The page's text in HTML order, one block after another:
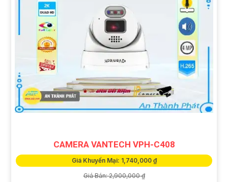
CAMERA VANTECH VPH-C408
Giá Khuyến Mại: 1,740,000 ₫
Giá Bán: 2,900,000 ₫